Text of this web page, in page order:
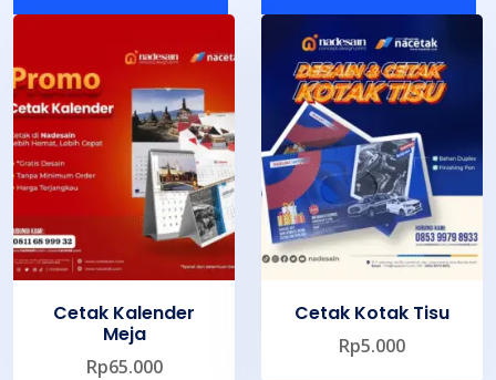
Cetak Kalender
Meja
Rp65.000
Cetak Kotak Tisu
Rp5.000